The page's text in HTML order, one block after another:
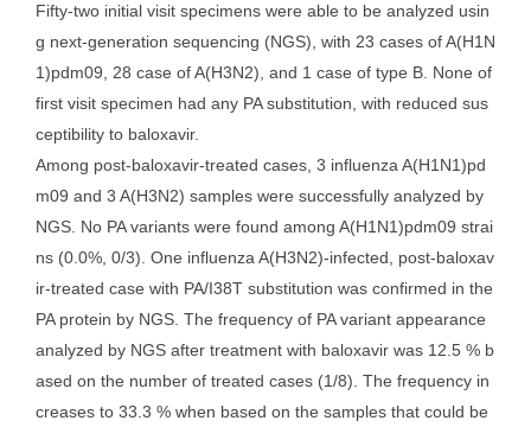
Fifty-two initial visit specimens were able to be analyzed usin
g next-generation sequencing (NGS), with 23 cases of A(H1N
1)pdm09, 28 case of A(H3N2), and 1 case of type B. None of
first visit specimen had any PA substitution, with reduced sus
ceptibility to baloxavir.
Among post-baloxavir-treated cases, 3 influenza A(H1N1)pd
m09 and 3 A(H3N2) samples were successfully analyzed by
NGS. No PA variants were found among A(H1N1)pdm09 strai
ns (0.0%, 0/3). One influenza A(H3N2)-infected, post-baloxav
ir-treated case with PA/I38T substitution was confirmed in the
PA protein by NGS. The frequency of PA variant appearance
analyzed by NGS after treatment with baloxavir was 12.5 % b
ased on the number of treated cases (1/8). The frequency in
creases to 33.3 % when based on the samples that could be